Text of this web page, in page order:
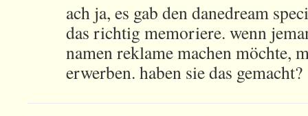
ach ja, es gab den danedream
das richtig memoriere. wenn
namen reklame machen möchte,
erwerben. haben sie das gemacht?